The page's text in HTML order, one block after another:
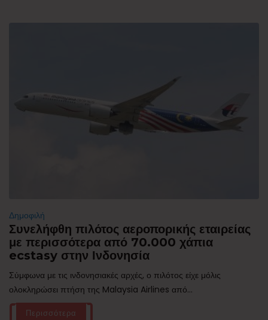
Δημοφιλή
Συνελήφθη πιλότος αεροπορικής εταιρείας
με περισσότερα από 70.000 χάπια
ecstasy στην Ινδονησία
Σύμφωνα με τις ινδονησιακές αρχές, ο πιλότος είχε μόλις
ολοκληρώσει πτήση της Malaysia Airlines από...
Περισσότερα